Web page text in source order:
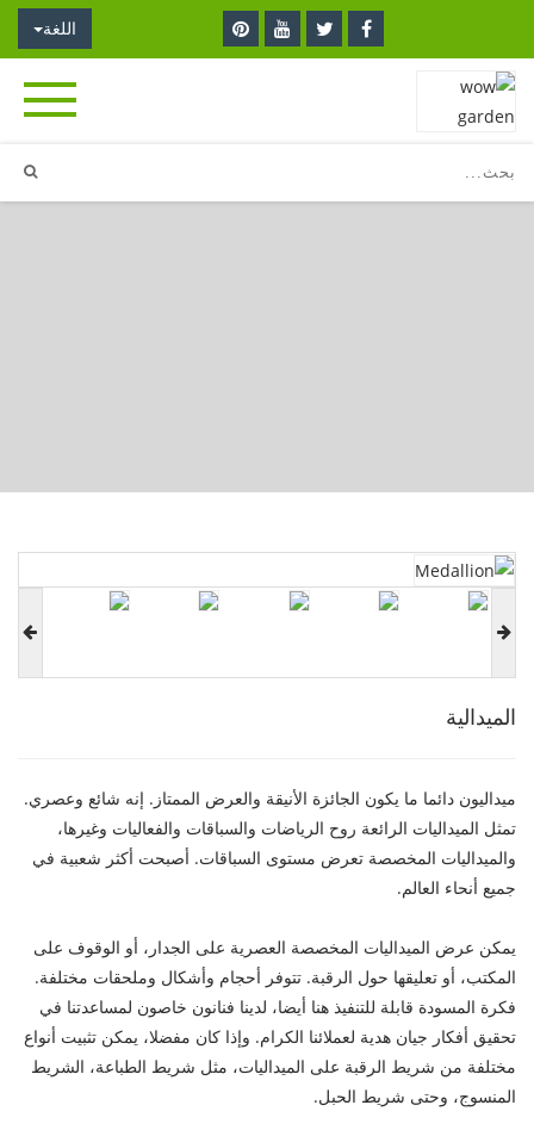
اللغة
الميدالية
ميداليون دائما ما يكون الجائزة الأنيقة والعرض الممتاز. إنه شائع وعصري.
تمثل الميداليات الرائعة روح الرياضات والسباقات والفعاليات وغيرها،
والميداليات المخصصة تعرض مستوى السباقات. أصبحت أكثر شعبية في
جميع أنحاء العالم.
يمكن عرض الميداليات المخصصة العصرية على الجدار، أو الوقوف على
المكتب، أو تعليقها حول الرقبة. تتوفر أحجام وأشكال وملحقات مختلفة.
فكرة المسودة قابلة للتنفيذ هنا أيضا، لدينا فنانون خاصون لمساعدتنا في
تحقيق أفكار جيان هدية لعملائنا الكرام. وإذا كان مفضلا، يمكن تثبيت أنواع
مختلفة من شريط الرقبة على الميداليات، مثل شريط الطباعة، الشريط
المنسوج، وحتى شريط الحبل.